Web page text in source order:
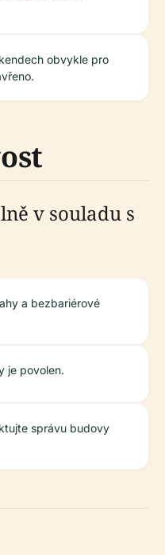
obvykle pro
v souladu s
a bezbariérové
je povolen.
správu budovy